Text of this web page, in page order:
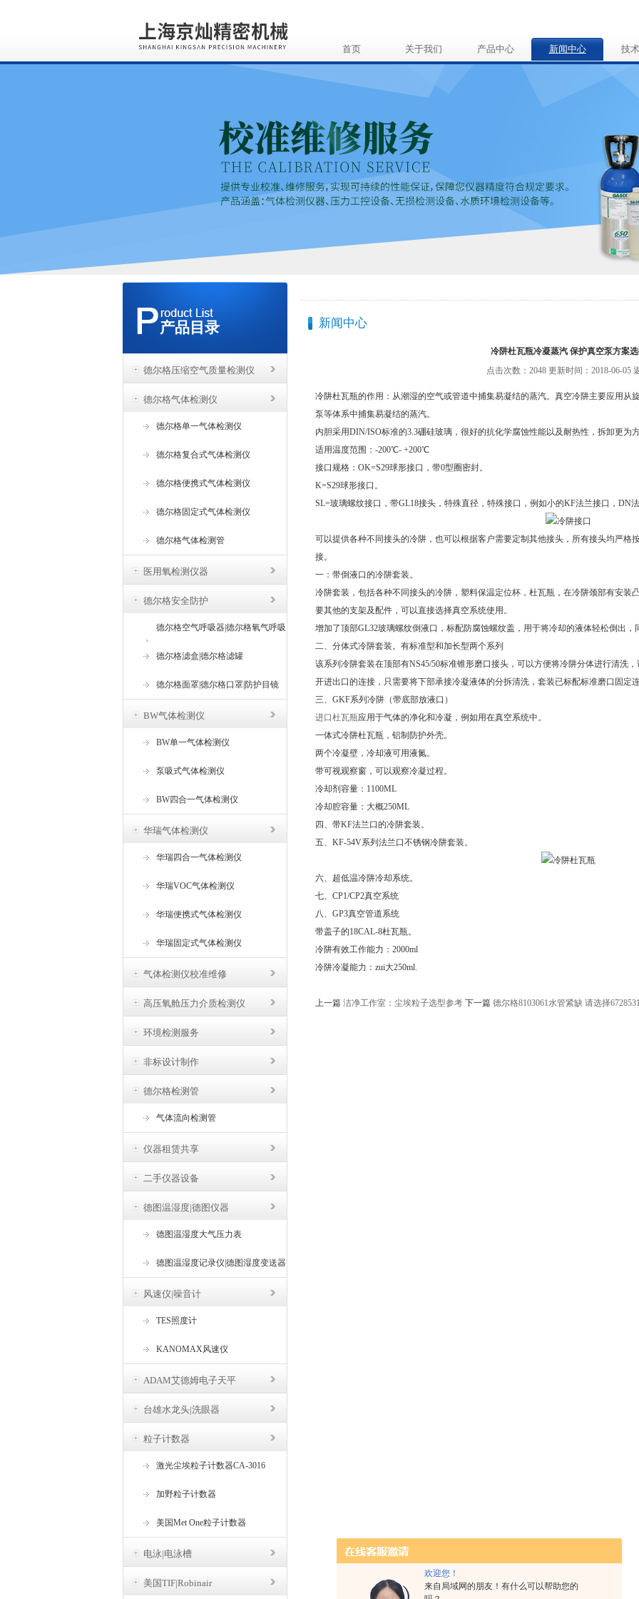
欢迎您！
来自局域网的朋友！有什么可以帮助您的
首页 关于我们 产品中心 新闻中心 技
产品目录
德尔格压缩空气质量检测仪
德尔格气体检测仪
德尔格单一气体检测仪
德尔格复合式气体检测仪
德尔格便携式气体检测仪
德尔格固定式气体检测仪
德尔格气体检测管
医用氧检测仪器
德尔格安全防护
德尔格空气呼吸器|德尔格氧气呼吸
器
德尔格滤盒|德尔格滤罐
德尔格面罩|德尔格口罩|防护目镜
BW气体检测仪
BW单一气体检测仪
泵吸式气体检测仪
BW四合一气体检测仪
华瑞气体检测仪
华瑞四合一气体检测仪
华瑞VOC气体检测仪
华瑞便携式气体检测仪
华瑞固定式气体检测仪
气体检测仪校准维修
高压氧舱压力介质检测仪
环境检测服务
非标设计制作
德尔格检测管
气体流向检测管
仪器租赁共享
二手仪器设备
德图温湿度|德图仪器
德图温湿度大气压力表
德图温湿度记录仪|德图湿度变送器
风速仪|噪音计
TES照度计
KANOMAX风速仪
ADAM艾德姆电子天平
台雄水龙头|洗眼器
粒子计数器
激光尘埃粒子计数器CA-3016
加野粒子计数器
美国Met One粒子计数器
电泳|电泳槽
美国TIF|Robinair
新闻中心
冷阱杜瓦瓶冷凝蒸汽 保护真空泵方案
点击次数：2048 更新时间：2018-06-05
冷阱杜瓦瓶的作用：从潮湿的空气或管道中捕集易凝结的蒸汽。真空冷阱主要应用从
泵等体系中捕集易凝结的蒸汽。
内胆采用DIN/ISO标准的3.3硼硅玻璃，很好的抗化学腐蚀性能以及耐热性，拆卸更为
适用温度范围：-200℃- +200℃
接口规格：OK=S29球形接口，带0型圈密封。
K=S29球形接口。
SL=玻璃螺纹接口，带GL18接头，特殊直径，特殊接口，例如小的KF法兰接口，DN
可以提供各种不同接头的冷阱，也可以根据客户需要定制其他接头，所有接头均严格
接。
一：带倒液口的冷阱套装。
冷阱套装，包括各种不同接头的冷阱，塑料保温定位杯，杜瓦瓶，在冷阱颈部有安装
要其他的支架及配件，可以直接选择真空系统使用。
增加了顶部GL32玻璃螺纹倒液口，标配防腐蚀螺纹盖，用于将冷却的液体轻松倒出，
二、分体式冷阱套装。有标准型和加长型两个系列
该系列冷阱套装在顶部有NS45/50标准锥形磨口接头，可以方便将冷阱分体进行清洗
开进出口的连接，只需要将下部承接冷凝液体的分拆清洗，套装已标配标准磨口固定
三、GKF系列冷阱（带底部放液口）
进口杜瓦瓶应用于气体的净化和冷凝，例如用在真空系统中。
一体式冷阱杜瓦瓶，铝制防护外壳。
两个冷凝壁，冷却液可用液氮。
带可视观察窗，可以观察冷凝过程。
冷却剂容量：1100ML
冷却腔容量：大概250ML
四、带KF法兰口的冷阱套装。
五、KF-54V系列法兰口不锈钢冷阱套装。
六、超低温冷阱冷却系统。
七、CP1/CP2真空系统
八、GP3真空管道系统
带盖子的18CAL-8杜瓦瓶。
冷阱有效工作能力：2000ml
冷阱冷凝能力：zui大250ml.
上一篇 洁净工作室：尘埃粒子选型参考 下一篇 德尔格8103061水管紧缺 请选择